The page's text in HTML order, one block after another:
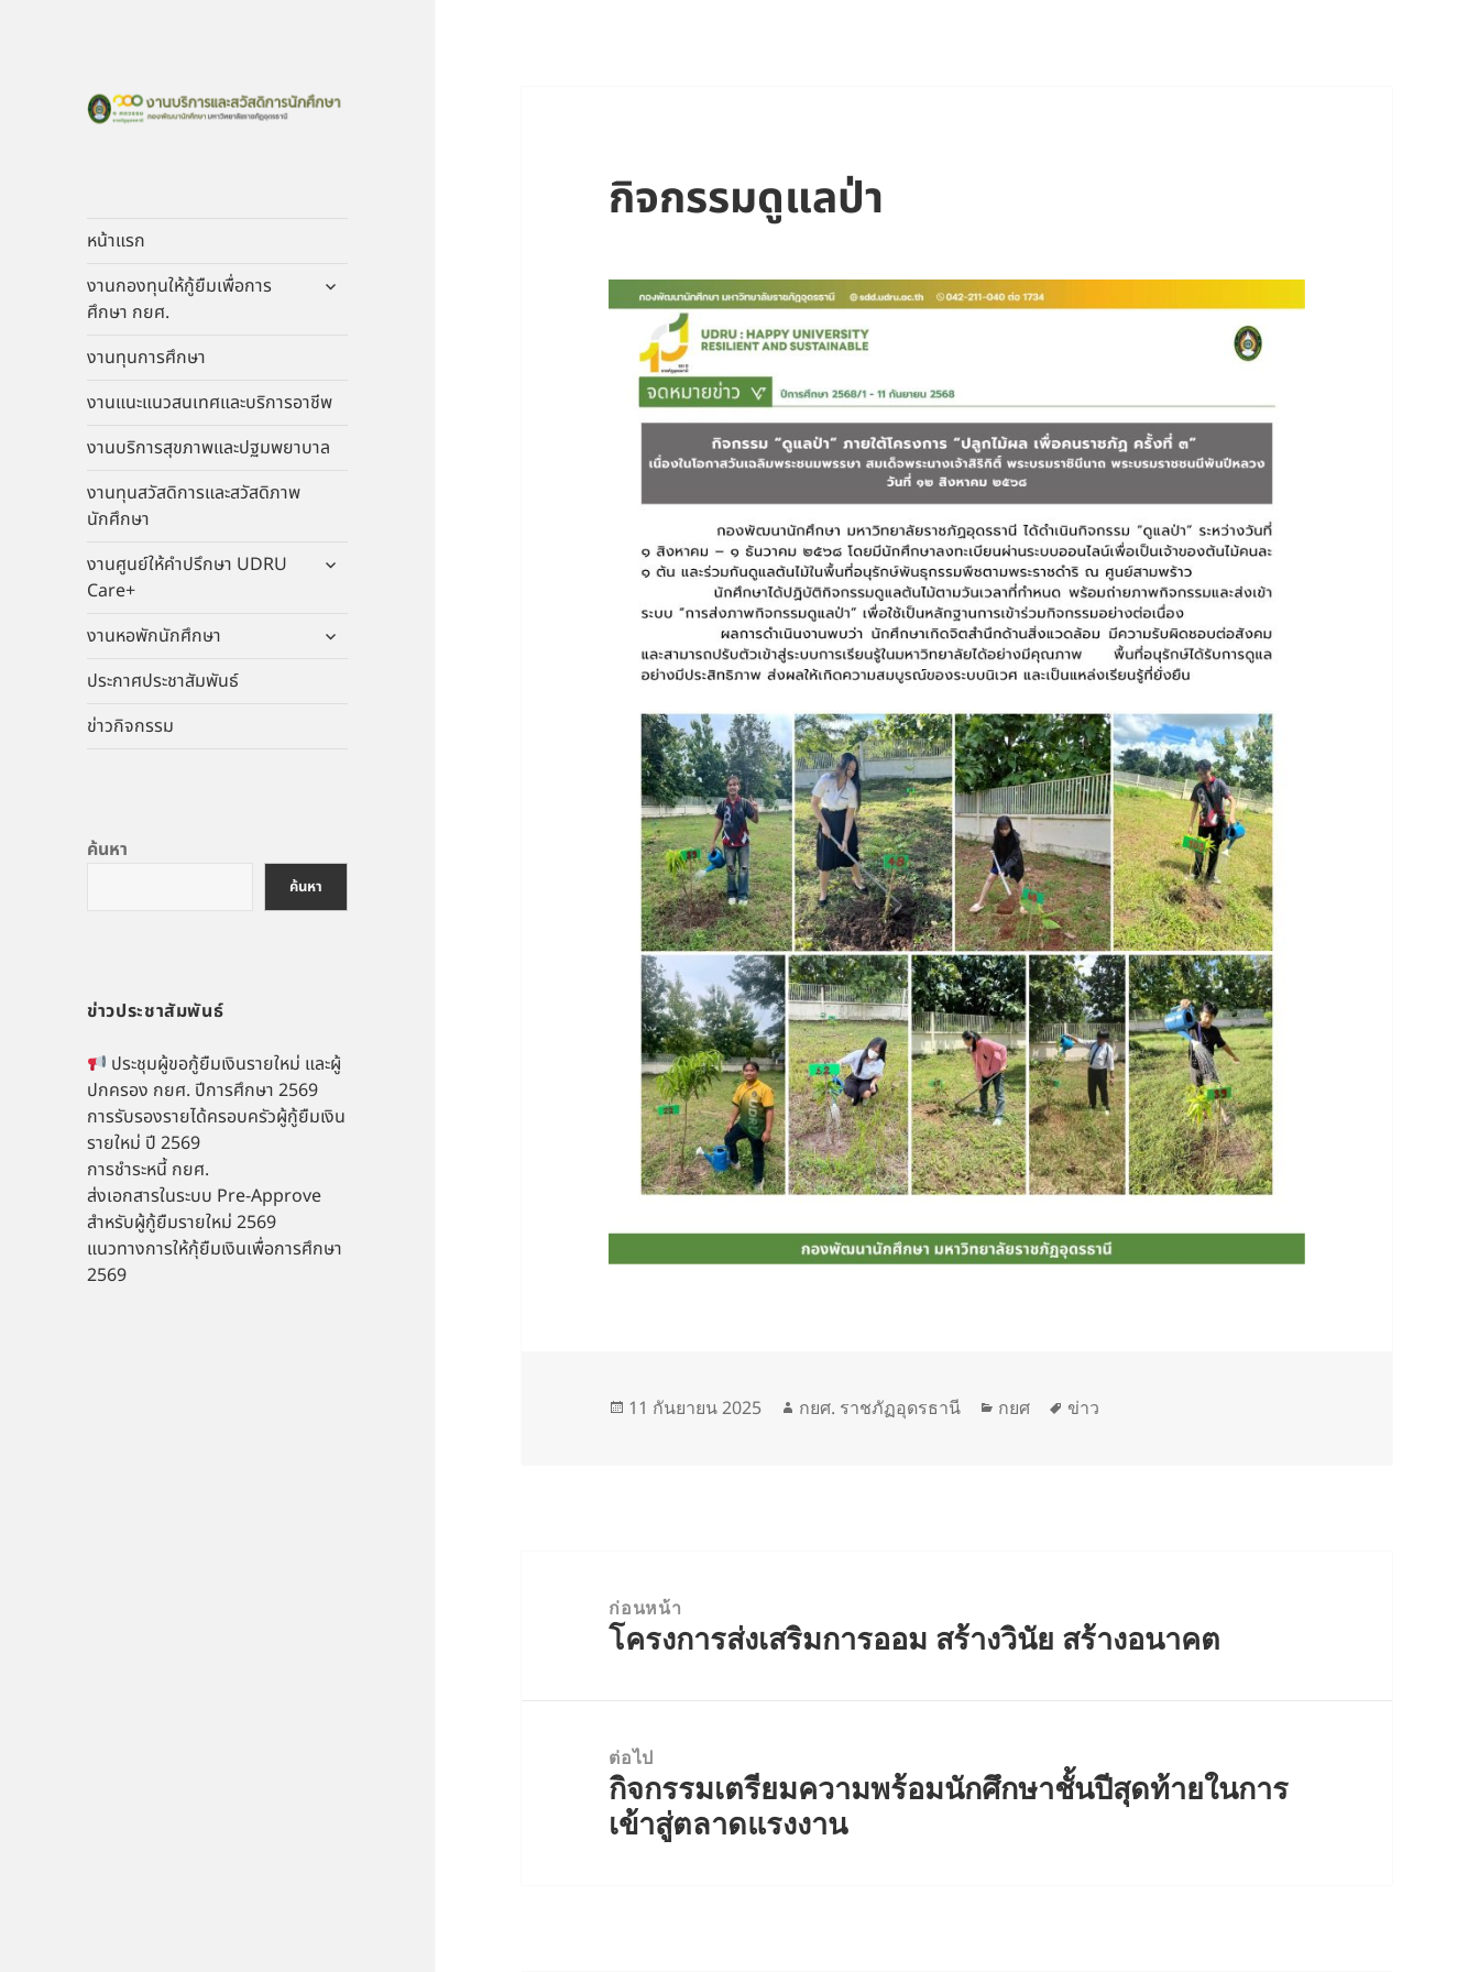
หน้าแรก
งานกองทุนให้กู้ยืมเพื่อการ
ศึกษา กยศ.
ขยาย
งานทุนการศึกษา
งานแนะแนวสนเทศและบริการอาชีพ
งานบริการสุขภาพและปฐมพยาบาล
งานทุนสวัสดิการและสวัสดิภาพ
นักศึกษา
งานศูนย์ให้คำปรึกษา UDRU
Care+
ขยาย
งานหอพักนักศึกษา
ขยาย
ประกาศประชาสัมพันธ์
ข่าวกิจกรรม
ค้นหา
ค้นหา
ข่าวประชาสัมพันธ์
ประชุมผู้ขอกู้ยืมเงินรายใหม่ และผู้
ปกครอง กยศ. ปีการศึกษา 2569
การรับรองรายได้ครอบครัวผู้กู้ยืมเงิน
รายใหม่ ปี 2569
การชำระหนี้ กยศ.
ส่งเอกสารในระบบ Pre-Approve
สำหรับผู้กู้ยืมรายใหม่ 2569
แนวทางการให้กุ้ยืมเงินเพื่อการศึกษา
2569
กิจกรรมดูแลป่า
เขียน
11 กันยายน 2025
ผู้
กยศ. ราชภัฏอุดรธานี
หมวด
กยศ
ป้าย
ข่าว
ก่อนหน้า
เรื่อง
โครงการส่งเสริมการออม สร้างวินัย สร้างอนาคต
ต่อไป
เรื่อง
ต่อ
กิจกรรมเตรียมความพร้อมนักศึกษาชั้นปีสุดท้ายในการ
เข้าสู่ตลาดแรงงาน